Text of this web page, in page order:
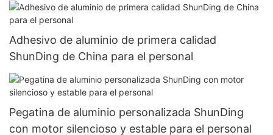
Adhesivo de aluminio de primera calidad
ShunDing de China para el personal
Pegatina de aluminio personalizada ShunDing
con motor silencioso y estable para el personal